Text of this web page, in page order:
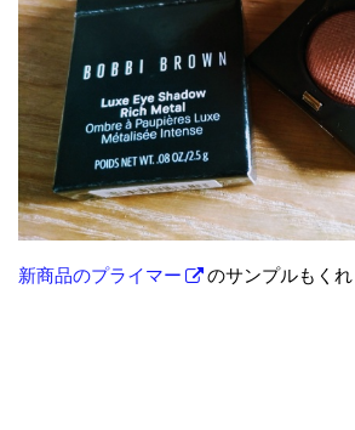
新商品のプライマー のサンプルもくれ